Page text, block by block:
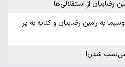
رضاییان از استقلالی‌ها
به رامین رضاییان و کنایه به پر
شدن!